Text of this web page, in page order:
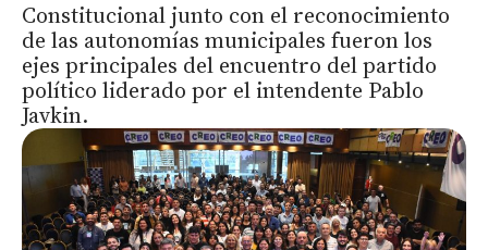
Constitucional junto con el reconocimiento
de las autonomías municipales fueron los
ejes principales del encuentro del partido
político liderado por el intendente Pablo
Javkin.